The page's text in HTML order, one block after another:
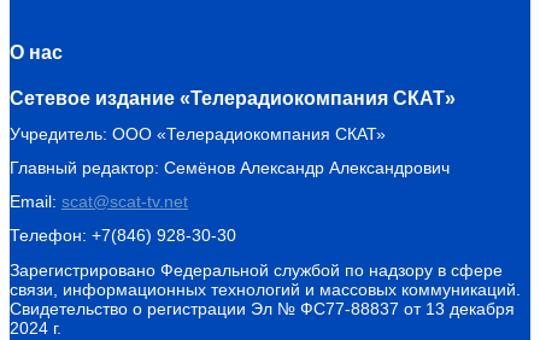
О нас
Сетевое издание «Телерадиокомпания СКАТ»
Учредитель: ООО «Телерадиокомпания СКАТ»
Главный редактор: Семёнов Александр Александрович
Email: scat@scat-tv.net
Телефон: +7(846) 928-30-30
Зарегистрировано Федеральной службой по надзору в сфере
связи, информационных технологий и массовых коммуникаций.
Свидетельство о регистрации Эл № ФС77-88837 от 13 декабря
2024 г.